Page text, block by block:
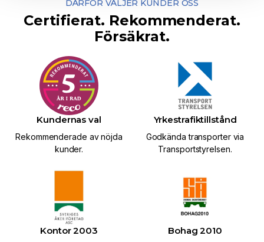
DÄRFÖR VÄLJER KUNDER OSS
Certifierat. Rekommenderat.
Försäkrat.
Kundernas val
Rekommenderade av nöjda
kunder.
Yrkestrafiktillstånd
Godkända transporter via
Transportstyrelsen.
Kontor 2003 Bohag 2010